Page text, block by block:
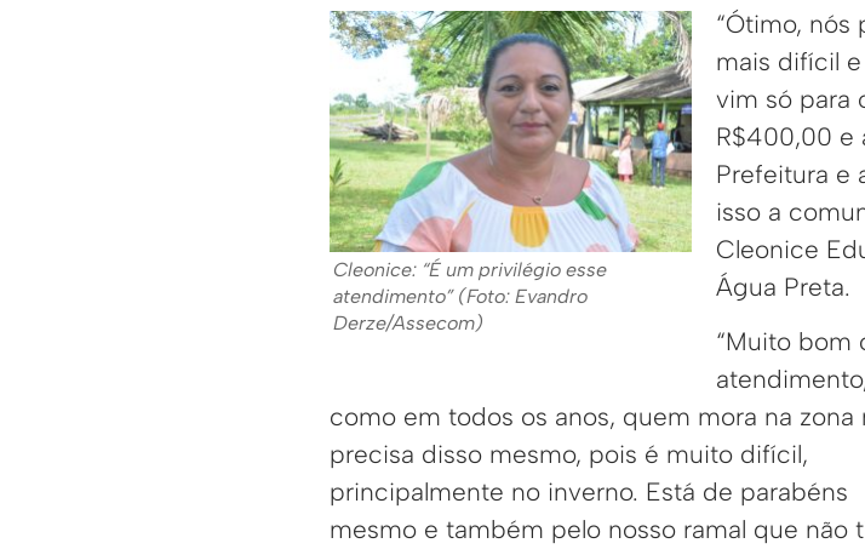
Cleonice: “É um privilégio esse
atendimento” (Foto: Evandro
Derze/Assecom)
“Ótimo, nós
mais difícil
vim só para
R$400,00 e
Prefeitura e
isso a
Cleonice
Água Preta.
“Muito bom
como em todos os anos, quem mora na zona
precisa disso mesmo, pois é muito difícil,
principalmente no inverno. Está de parabéns
mesmo e também pelo nosso ramal que não